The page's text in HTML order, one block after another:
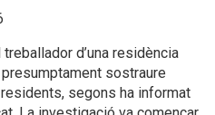
d’una residència
presumptament sostraure
segons ha informat